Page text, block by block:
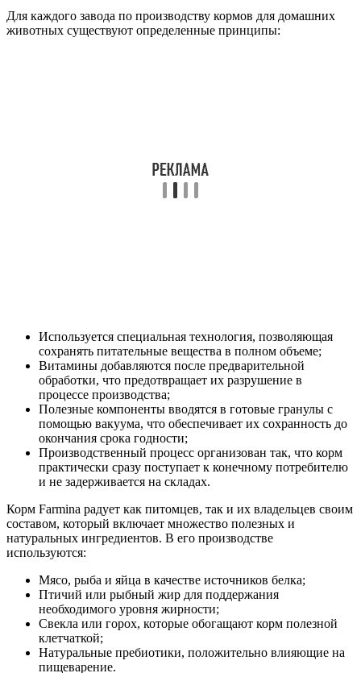
Для каждого завода по производству кормов для домашних
животных существуют определенные принципы:
Используется специальная технология, позволяющая
сохранять питательные вещества в полном объеме;
Витамины добавляются после предварительной
обработки, что предотвращает их разрушение в
процессе производства;
Полезные компоненты вводятся в готовые гранулы с
помощью вакуума, что обеспечивает их сохранность до
окончания срока годности;
Производственный процесс организован так, что корм
практически сразу поступает к конечному потребителю
и не задерживается на складах.
Корм Farmina радует как питомцев, так и их владельцев своим
составом, который включает множество полезных и
натуральных ингредиентов. В его производстве
используются:
Мясо, рыба и яйца в качестве источников белка;
Птичий или рыбный жир для поддержания
необходимого уровня жирности;
Свекла или горох, которые обогащают корм полезной
клетчаткой;
Натуральные пребиотики, положительно влияющие на
пищеварение.